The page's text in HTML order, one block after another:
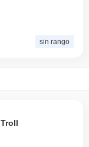
sin rango
Troll